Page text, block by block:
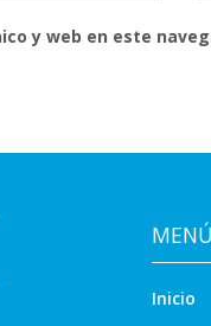
y web en este
Inicio